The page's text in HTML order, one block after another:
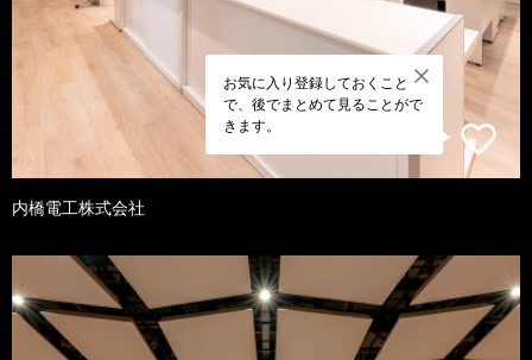
お気に入り登録しておくこと
で、後でまとめて見ることがで
きます。
内橋電工株式会社